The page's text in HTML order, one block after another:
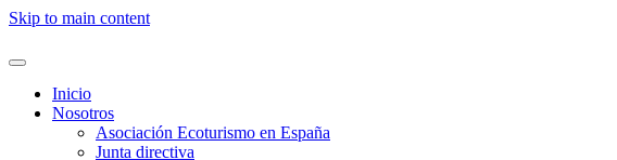
Skip to main content
Inicio
Nosotros
Asociación Ecoturismo en España
Junta directiva